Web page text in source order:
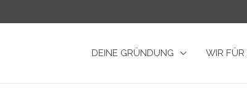
DEINE GRÜNDUNG WIR FÜR